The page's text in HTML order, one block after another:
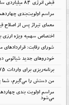
قبض انرژی ۸۴ میلیاردی سایپا
مراسم اولویت‌بندی
معمای تیراژ پس از اصلاح
اختصاص سهمیه ویژه ارزی
شورای رقابت: قراردادهای
خودروهای جدید شیائومی در
برنامه‌ریزی برای واردات ۷۵ هزار خودرو
من دستش را می‌گیرم، شما
مراسم اولویت بندی
می‌شود